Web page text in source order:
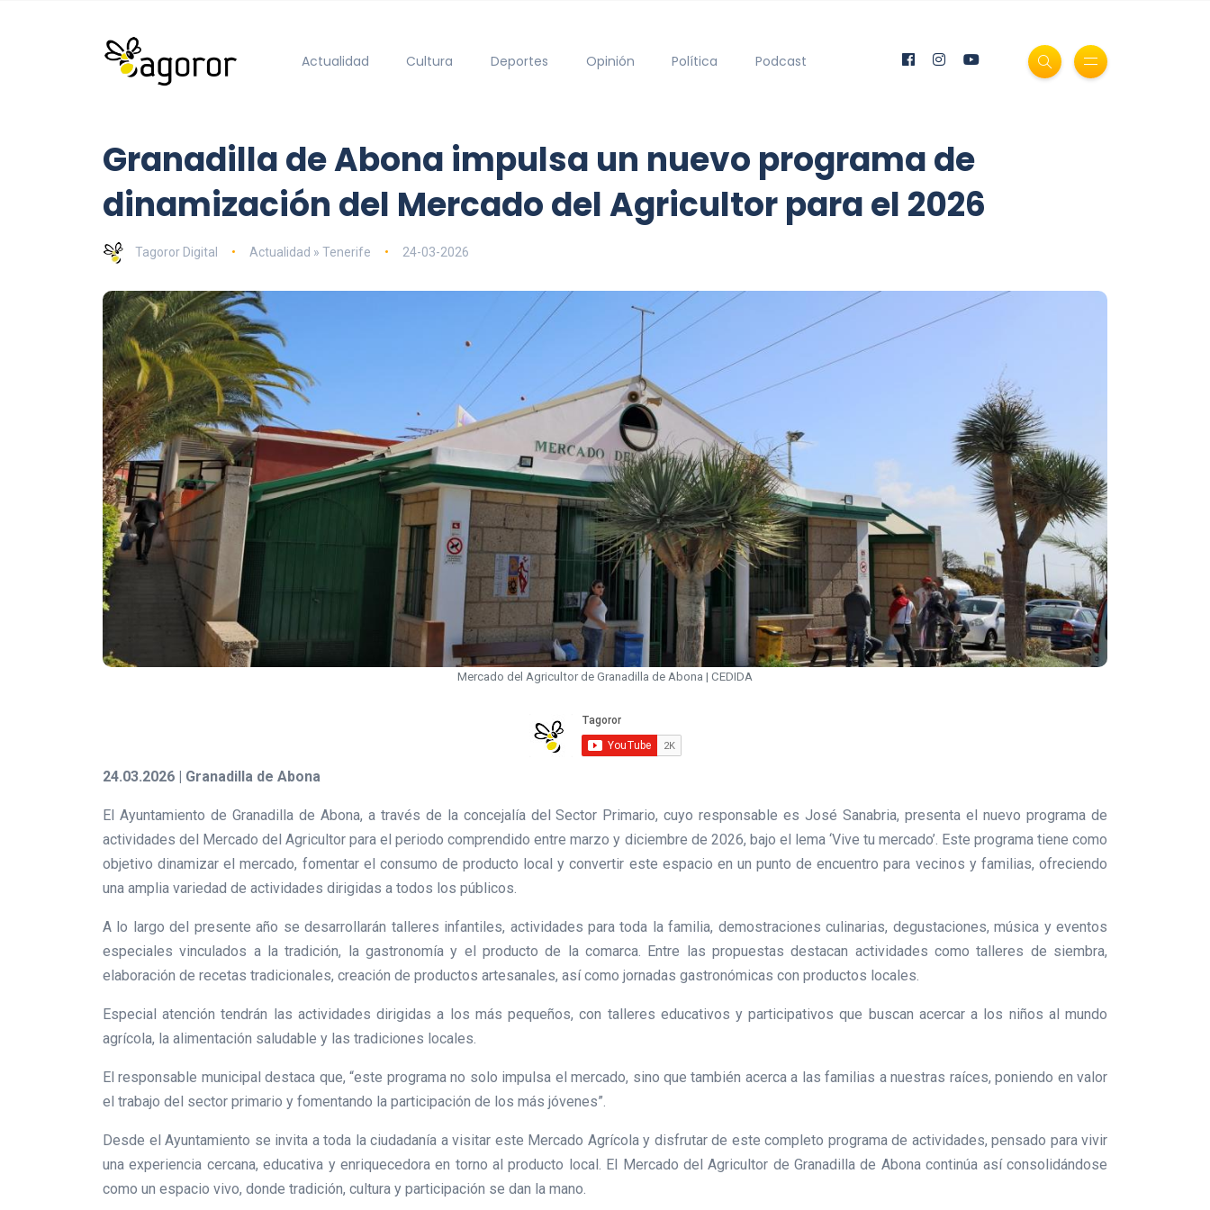
Actualidad Cultura Deportes Opinión Política Podcast
Granadilla de Abona impulsa un nuevo programa de
dinamización del Mercado del Agricultor para el 2026
Tagoror Digital Actualidad » Tenerife 24-03-2026
Mercado del Agricultor de Granadilla de Abona | CEDIDA
24.03.2026 | Granadilla de Abona
El Ayuntamiento de Granadilla de Abona, a través de la concejalía del Sector Primario, cuyo responsable es José Sanabria, presenta el nuevo programa de
actividades del Mercado del Agricultor para el periodo comprendido entre marzo y diciembre de 2026, bajo el lema ‘Vive tu mercado’. Este programa tiene como
objetivo dinamizar el mercado, fomentar el consumo de producto local y convertir este espacio en un punto de encuentro para vecinos y familias, ofreciendo
una amplia variedad de actividades dirigidas a todos los públicos.
A lo largo del presente año se desarrollarán talleres infantiles, actividades para toda la familia, demostraciones culinarias, degustaciones, música y eventos
especiales vinculados a la tradición, la gastronomía y el producto de la comarca. Entre las propuestas destacan actividades como talleres de siembra,
elaboración de recetas tradicionales, creación de productos artesanales, así como jornadas gastronómicas con productos locales.
Especial atención tendrán las actividades dirigidas a los más pequeños, con talleres educativos y participativos que buscan acercar a los niños al mundo
agrícola, la alimentación saludable y las tradiciones locales.
El responsable municipal destaca que, “este programa no solo impulsa el mercado, sino que también acerca a las familias a nuestras raíces, poniendo en valor
el trabajo del sector primario y fomentando la participación de los más jóvenes”.
Desde el Ayuntamiento se invita a toda la ciudadanía a visitar este Mercado Agrícola y disfrutar de este completo programa de actividades, pensado para vivir
una experiencia cercana, educativa y enriquecedora en torno al producto local. El Mercado del Agricultor de Granadilla de Abona continúa así consolidándose
como un espacio vivo, donde tradición, cultura y participación se dan la mano.